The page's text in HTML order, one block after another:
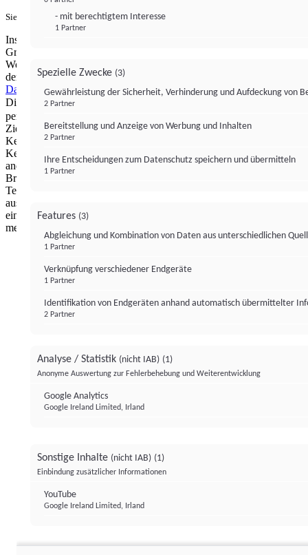
Sie haben ein PUR-Abo?Hier anmelden.
Institutional Money mit Werbung: Wir nutzen aus wirtschaftlichen
Gründen die Möglichkeit, unsere Webseite Dritten als digitalen
Werbeplatz zur Verfügung zu stellen. Über Verarbeitungen, die in
der Verantwortung von uns liegen, können Sie sich in unserer
Datenschutzerklärungnäher informieren.Zur Bereitstellung unserer
Dienste nutzen wir Technologien von
personalisierte Werbung, Messung von Werbeleistung und
Zielgruppenforschung. Cookies, Endgeräte- oder ähnliche Online-
Kennungen (z. B. login-basierte Kennungen, zufällig generierte
Kennungen, netzwerkbasierte Kennungen) können zusammen mit
anderen Informationen (z. B. Browsertyp und
Browserinformationen, Sprache, Bildschirmgröße, unterstützte
Technologien usw.) auf Ihrem Endgerät gespeichert oder von dort
ausgelesen werden, um es jedes Mal wiederzuerkennen, wenn es
eine App oder einer Webseite aufruft. Dies geschieht für einen oder
mehrere der hier aufgeführten Verarbeitungszwecke.
- mit berechtigtem Interesse
1 Partner
Spezielle Zwecke (3)
Gewährleistung der Sicherheit, Verhinderung und Aufdeckung von
2 Partner
Bereitstellung und Anzeige von Werbung und Inhalten
2 Partner
Ihre Entscheidungen zum Datenschutz speichern und übermitteln
1 Partner
Features (3)
Abgleichung und Kombination von Daten aus unterschiedlichen
1 Partner
Verknüpfung verschiedener Endgeräte
1 Partner
Identifikation von Endgeräten anhand automatisch übermittelter
2 Partner
Analyse / Statistik (nicht IAB) (1)
Anonyme Auswertung zur Fehlerbehebung und Weiterentwicklung
Google Analytics
Google Ireland Limited, Irland
Sonstige Inhalte (nicht IAB) (1)
Einbindung zusätzlicher Informationen
YouTube
Google Ireland Limited, Irland
Institutional Money
ImpressumDatenschutzerklärung